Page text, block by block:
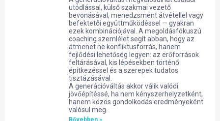
utódlással, külső szakmai vezető
bevonásával, menedzsment átvétellel vagy
befektetői együttműködéssel — gyakran
ezek kombinációjával. A megoldásfókuszú
coaching szemlélet segít abban, hogy az
átmenet ne konfliktusforrás, hanem
fejlődési lehetőség legyen: az erőforrások
feltárásával, kis lépésekben történő
építkezéssel és a szerepek tudatos
tisztázásával.
A generációváltás akkor válik valódi
jövőépítéssé, ha nem kényszerhelyzetként,
hanem közös gondolkodás eredményeként
valósul meg.